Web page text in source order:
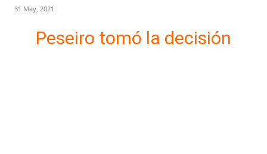
31 May, 2021
Peseiro tomó la decisión